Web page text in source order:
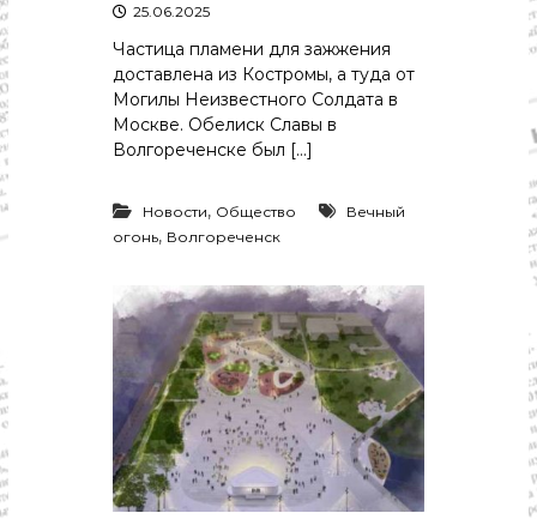
у
р
а
,
с
п
т
25.06.2025
Частица пламени для зажжения
доставлена из Костромы, а туда от
Могилы Неизвестного Солдата в
Москве. Обелиск Славы в
Волгореченске был […]
Новости, Общество
Вечный
огонь, Волгореченск